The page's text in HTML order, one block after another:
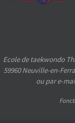
Ecole de taekwondo
59960 Neuville-en-
ou par e-